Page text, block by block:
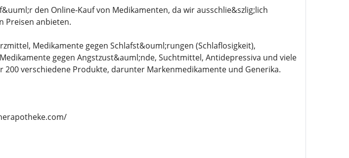
den Online-Kauf von Medikamenten, da wir ausschlie&szlig;lich
Preisen anbieten.
Medikamente gegen Schlafst&ouml;rungen (Schlaflosigkeit),
gegen Angstzust&auml;nde, Suchtmittel, Antidepressiva und viele
verschiedene Produkte, darunter Markenmedikamente und Generika.